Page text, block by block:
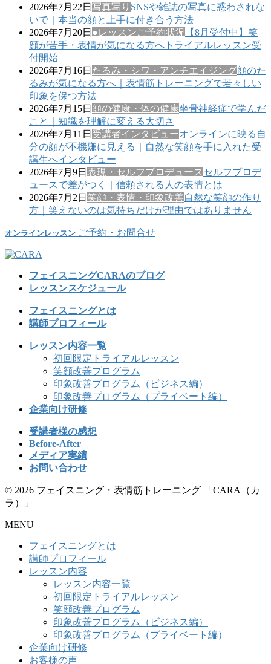
2026年7月22日 写真写り SNSや雑誌の写真に惑わされな
いで｜本当の顔と上手に付き合う方法
2026年7月20日 ●レッスンご予約状況
【8月受付中】笑
顔が苦手・表情が気になる方へトライアルレッスン受
付開始
2026年7月16日 たるみ・シワ・アンチエイジング顔のた
るみが気になる方へ｜表情筋トレーニングで若々しい
印象を保つ方法
2026年7月15日 顔の健康・体の健康坐骨神経痛で学んだ
こと｜知識を理解に変える大切さ
2026年7月11日 受講者インタビューオンラインに映る自
分の顔が不機嫌に見える｜自然な笑顔を手に入れた受
講生へインタビュー
2026年7月9日 表現・セルフプロデュース セルフプロデ
ュースで差がつく｜信頼される人の表情とは
2026年7月2日 笑顔・表情・印象改善自然な笑顔の作り
方｜笑えないのは気持ちだけが理由ではありません
オンラインレッスン ご予約・お問合せ
フェイスニングCARAのブログ
レッスンスケジュール
フェイスニングとは
講師プロフィール
レッスン内容一覧
初回限定トライアルレッスン
笑顔改善プログラム
印象改善プログラム（ビジネス編）
印象改善プログラム（プライベート編）
企業向け研修
受講者様の感想
Before-After
メディア実績
お問い合わせ
© 2026 フェイスニング・表情筋トレーニング 「CARA（カ
ラ）」
MENU
フェイスニングとは
講師プロフィール
レッスン内容
レッスン内容一覧
初回限定トライアルレッスン
笑顔改善プログラム
印象改善プログラム（ビジネス編）
印象改善プログラム（プライベート編）
企業向け研修
お客様の声